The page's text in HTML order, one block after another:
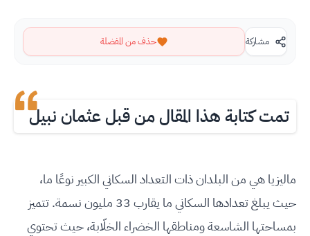
مشاركة حذف من المفضلة
تمت كتابة هذا المقال من قبل عثمان نبيل
ماليزيا هي من البلدان ذات التعداد السكاني الكبير نوعًا ما،
حيث يبلغ تعدادها السكاني ما يقارب 33 مليون نسمة. تتميز
بمساحتها الشاسعة ومناطقها الخضراء الخلّابة، حيث تحتوي